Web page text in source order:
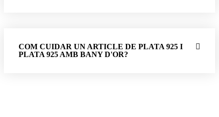
COM CUIDAR UN ARTICLE DE PLATA 925 I
PLATA 925 AMB BANY D'OR?